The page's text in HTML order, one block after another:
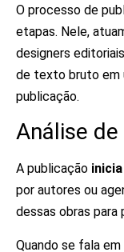
O processo de
etapas. Nele,
designers
de texto bruto em
publicação.
Análise
A publicação
por autores ou
dessas obras para
Quando se fala